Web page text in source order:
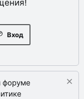
Вход
форуме